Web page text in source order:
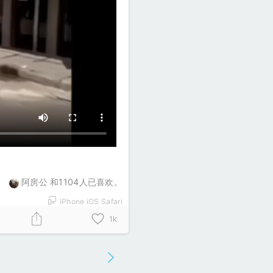
阿房公 和1104人已喜欢。
iPhone iOS Safari
1k